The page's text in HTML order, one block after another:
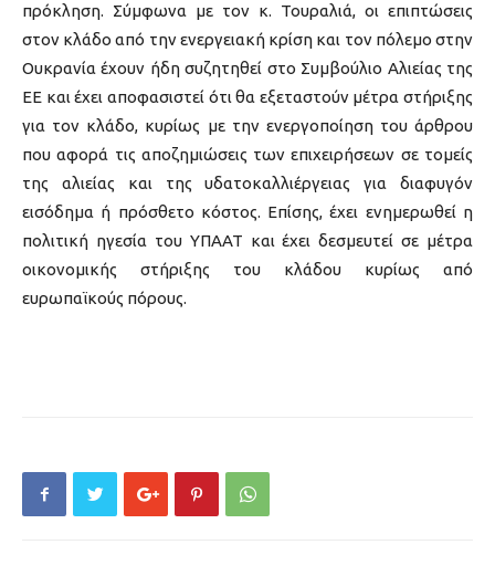
πρόκληση. Σύμφωνα με τον κ. Τουραλιά, οι επιπτώσεις
στον κλάδο από την ενεργειακή κρίση και τον πόλεμο στην
Ουκρανία έχουν ήδη συζητηθεί στο Συμβούλιο Αλιείας της
ΕΕ και έχει αποφασιστεί ότι θα εξεταστούν μέτρα στήριξης
για τον κλάδο, κυρίως με την ενεργοποίηση του άρθρου
που αφορά τις αποζημιώσεις των επιχειρήσεων σε τομείς
της αλιείας και της υδατοκαλλιέργειας για διαφυγόν
εισόδημα ή πρόσθετο κόστος. Επίσης, έχει ενημερωθεί η
πολιτική ηγεσία του ΥΠΑΑΤ και έχει δεσμευτεί σε μέτρα
οικονομικής στήριξης του κλάδου κυρίως από
ευρωπαϊκούς πόρους.